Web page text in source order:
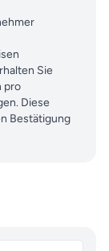
Sie
pro
Diese
Bestätigung